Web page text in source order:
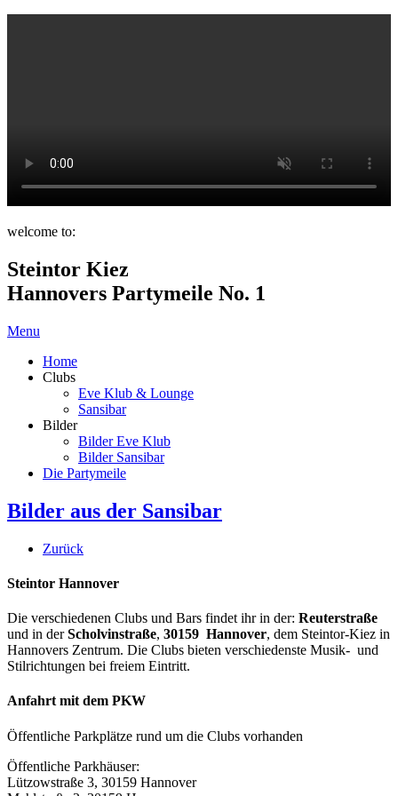
welcome to:
Steintor Kiez
Hannovers Partymeile No. 1
Menu
Home
Clubs
Eve Klub & Lounge
Sansibar
Bilder
Bilder Eve Klub
Bilder Sansibar
Die Partymeile
Bilder aus der Sansibar
Zurück
Steintor Hannover
Die verschiedenen Clubs und Bars findet ihr in der: Reuterstraße
und in derScholvinstraße, 30159 Hannover, dem Steintor-Kiez in
Hannovers Zentrum. Die Clubs bieten verschiedenste Musik- und
Stilrichtungen bei freiem Eintritt.
Anfahrt mit dem PKW
Öffentliche Parkplätze rund um die Clubs vorhanden
Öffentliche Parkhäuser:
Lützowstraße 3, 30159 Hannover